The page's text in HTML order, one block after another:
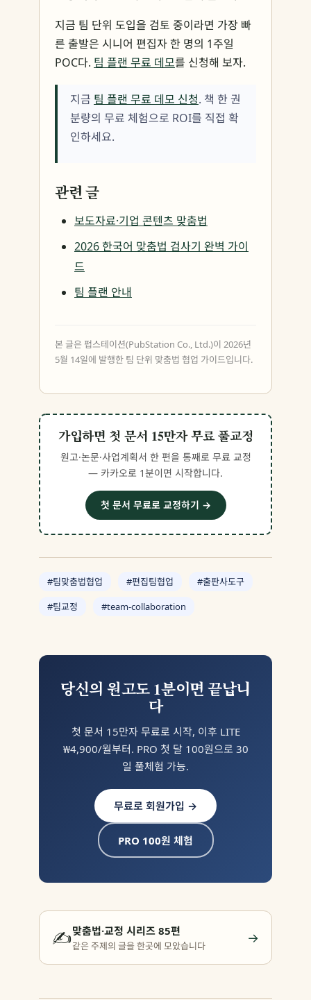
지금 팀 단위 도입을 검토 중이라면 가장 빠
른 출발은 시니어 편집자 한 명의 1주일
POC다. 팀 플랜 무료 데모를 신청해 보자.
지금 팀 플랜 무료 데모 신청. 책 한 권
분량의 무료 체험으로 ROI를 직접 확
인하세요.
관련 글
보도자료·기업 콘텐츠 맞춤법
2026 한국어 맞춤법 검사기 완벽 가이
드
팀 플랜 안내
본 글은 펍스테이션(PubStation Co., Ltd.)이 2026년
5월 14일에 발행한 팀 단위 맞춤법 협업 가이드입니다.
가입하면 첫 문서 15만자 무료 풀교정
원고·논문·사업계획서 한 편을 통째로 무료 교정
— 카카오로 1분이면 시작합니다.
첫 문서 무료로 교정하기 →
#팀맞춤법협업 #편집팀협업
#출판사도구
#팀교정
#team-collaboration
당신의 원고도 1분이면 끝납니
다
첫 문서 15만자 무료로 시작, 이후 LITE
₩4,900/월부터. PRO 첫 달 100원으로 30
일 풀체험 가능.
무료로 회원가입 →
PRO 100원 체험
✍️맞춤법·교정 시리즈 85편
같은 주제의 글을 한곳에 모았습니다 →